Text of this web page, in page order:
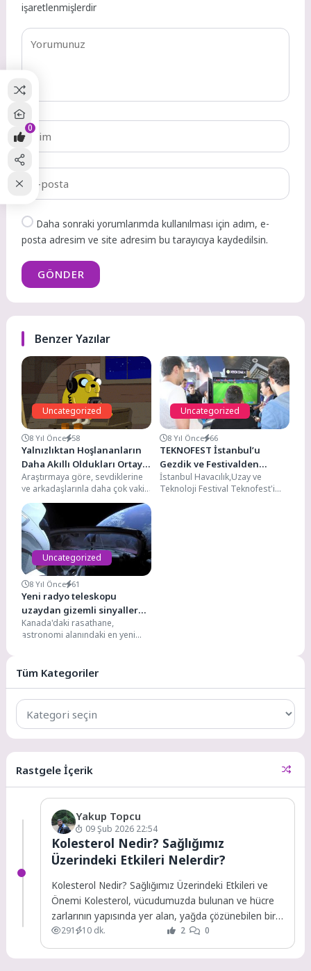
işaretlenmişlerdir
Daha sonraki yorumlarımda kullanılması için adım, e-
posta adresim ve site adresim bu tarayıcıya kaydedilsin.
GÖNDER
Benzer Yazılar
Uncategorized
8 Yıl Önce 58
Yalnızlıktan Hoşlananların
Daha Akıllı Oldukları Ortaya
Çıktı!
Araştırmaya göre, sevdiklerine
ve arkadaşlarınla daha çok vakit
geçiren ve eğlenen bir kişinin
mutluluğu, çok...
Uncategorized
8 Yıl Önce 66
TEKNOFEST İstanbul’u
Gezdik ve Festivalden
Görüntüleri Sizlere
Aktarıyoruz
İstanbul Havacılık,Uzay ve
Teknoloji Festival Teknofest'i
Uncategorized
8 Yıl Önce 61
Yeni radyo teleskopu
uzaydan gizemli sinyaller
alıyor
Kanada'daki rasathane,
astronomi alanındaki en yeni
bir...
Tüm Kategoriler
Tüm
Kategoriler
Rastgele İçerik
Yakup Topcu
09 Şub 2026 22:54
Kolesterol Nedir? Sağlığımız
Üzerindeki Etkileri Nelerdir?
Kolesterol Nedir? Sağlığımız Üzerindeki Etkileri ve
Önemi Kolesterol, vücudumuzda bulunan ve hücre
zarlarının yapısında yer alan, yağda çözünebilen bir
madde...
291 10 dk. 2 0
0